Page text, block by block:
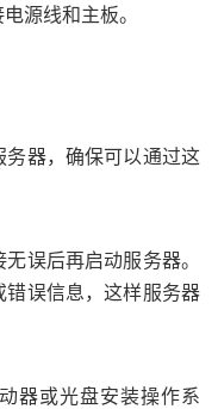
源线和主板。
器，确保可以通过这
误后再启动服务器。
误信息，这样服务器
器或光盘安装操作系